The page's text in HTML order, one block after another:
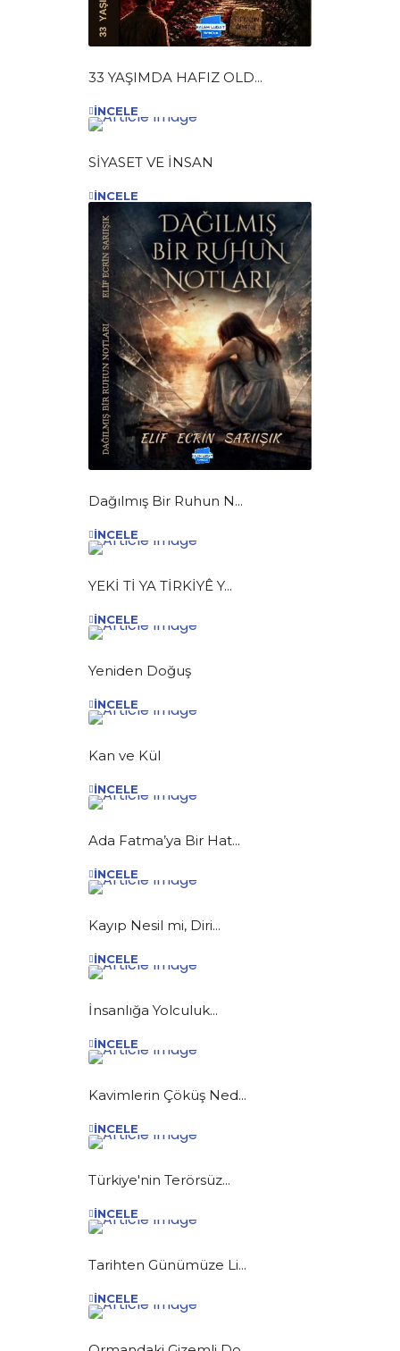
33 YAŞIMDA HAFIZ OLD...
İNCELE
SİYASET VE İNSAN
İNCELE
Dağılmış Bir Ruhun N...
İNCELE
YEKİ Tİ YA TİRKİYÊ Y...
İNCELE
Yeniden Doğuş
İNCELE
Kan ve Kül
İNCELE
Ada Fatma’ya Bir Hat...
İNCELE
Kayıp Nesil mi, Diri...
İNCELE
İnsanlığa Yolculuk...
İNCELE
Kavimlerin Çöküş Ned...
İNCELE
Türkiye'nin Terörsüz...
İNCELE
Tarihten Günümüze Li...
İNCELE